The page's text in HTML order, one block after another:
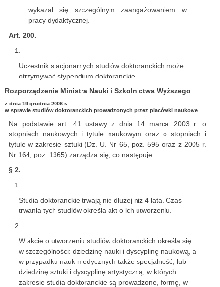
wykazał się szczególnym zaangażowaniem w
pracy dydaktycznej.
Art. 200.
Uczestnik stacjonarnych studiów doktoranckich może
otrzymywać stypendium doktoranckie.
Rozporządzenie Ministra Nauki i Szkolnictwa Wyższego
z dnia 19 grudnia 2006 r.
w sprawie studiów doktoranckich prowadzonych przez placówki naukowe
Na podstawie art. 41 ustawy z dnia 14 marca 2003 r. o
stopniach naukowych i tytule naukowym oraz o stopniach i
tytule w zakresie sztuki (Dz. U. Nr 65, poz. 595 oraz z 2005 r.
Nr 164, poz. 1365) zarządza się, co następuje:
§ 2.
Studia doktoranckie trwają nie dłużej niż 4 lata. Czas
trwania tych studiów określa akt o ich utworzeniu.
W akcie o utworzeniu studiów doktoranckich określa się
w szczególności: dziedzinę nauki i dyscyplinę naukową, a
w przypadku nauk medycznych także specjalność, lub
dziedzinę sztuki i dyscyplinę artystyczną, w których
zakresie studia doktoranckie są prowadzone, formę, w